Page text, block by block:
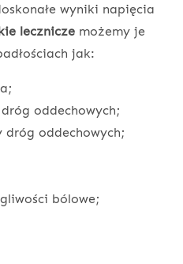
wyniki napięcia
lecznicze możemy je
jak:
oddechowych;
dróg oddechowych;
bólowe;